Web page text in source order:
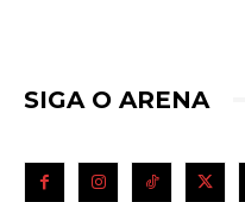
SIGA O ARENA